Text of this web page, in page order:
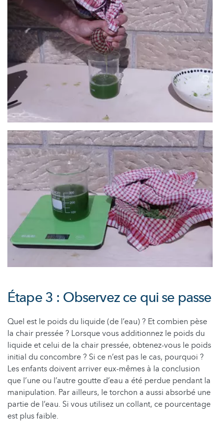
Étape 3 : Observez ce qui se passe
Quel est le poids du liquide (de l’eau) ? Et combien pèse
la chair pressée ? Lorsque vous additionnez le poids du
liquide et celui de la chair pressée, obtenez-vous le poids
initial du concombre ? Si ce n’est pas le cas, pourquoi ?
Les enfants doivent arriver eux-mêmes à la conclusion
que l’une ou l’autre goutte d’eau a été perdue pendant la
manipulation. Par ailleurs, le torchon a aussi absorbé une
partie de l’eau. Si vous utilisez un collant, ce pourcentage
est plus faible.